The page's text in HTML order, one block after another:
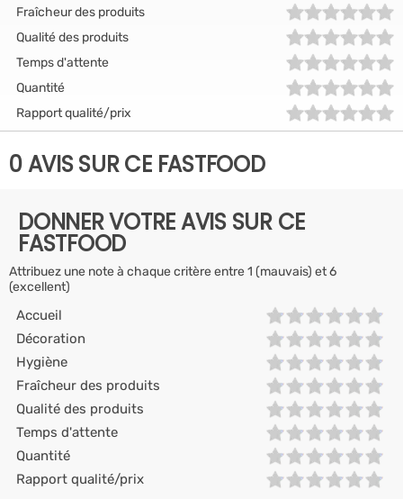
Fraîcheur des produits
Qualité des produits
Temps d'attente
Quantité
Rapport qualité/prix
0 AVIS SUR CE FASTFOOD
DONNER VOTRE AVIS SUR CE
FASTFOOD
Attribuez une note à chaque critère entre 1 (mauvais) et 6
(excellent)
Accueil
Décoration
Hygiène
Fraîcheur des produits
Qualité des produits
Temps d'attente
Quantité
Rapport qualité/prix